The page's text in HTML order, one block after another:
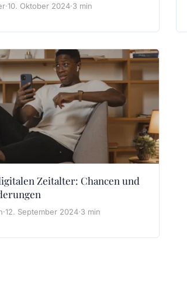
·10. Oktober 2024·3 min
Zeitalter: Chancen und
·12. September 2024·3 min